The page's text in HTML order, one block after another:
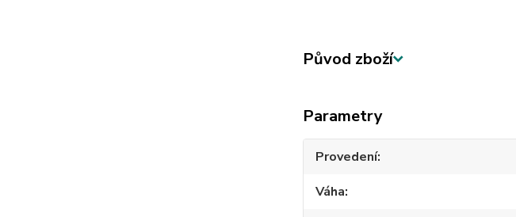
Původ zboží
Parametry
Provedení
Váha